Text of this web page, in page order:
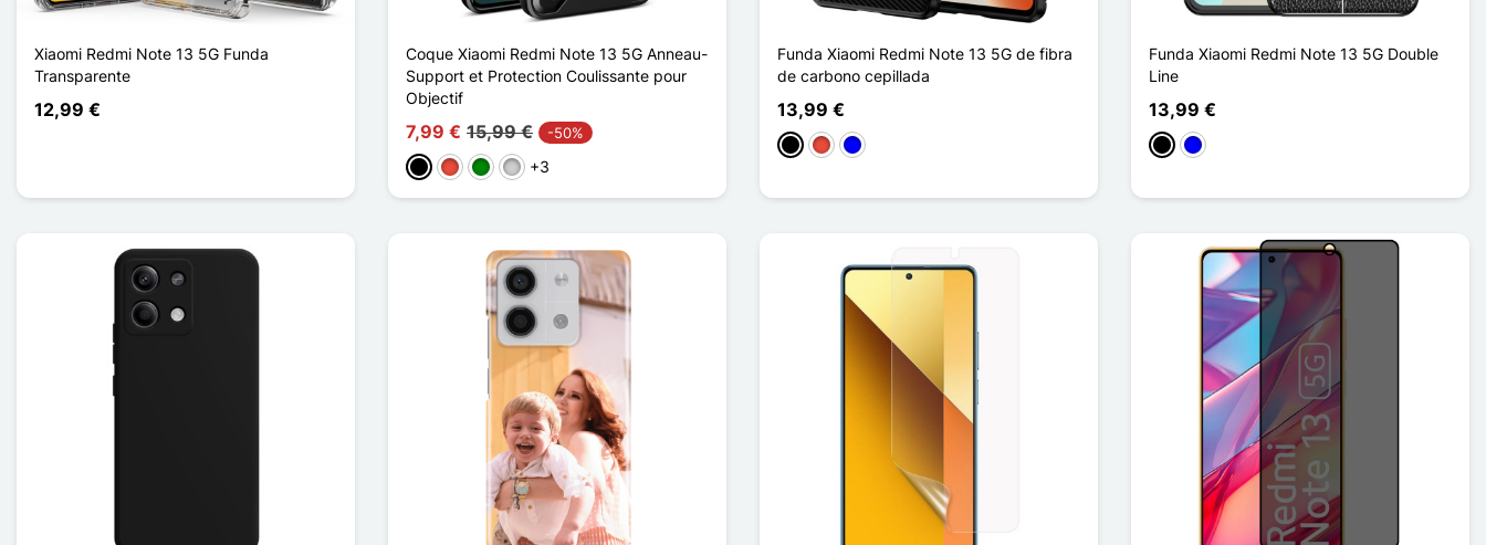
Xiaomi Redmi Note 13 5G Funda
Transparente
12,99 €
Coque Xiaomi Redmi Note 13 5G Anneau-
Support et Protection Coulissante pour
Objectif
7,99 € 15,99 € -50%
NegroRojoVerdePlata+3
Funda Xiaomi Redmi Note 13 5G de fibra
de carbono cepillada
13,99 €
NegroRojoAzul
Funda Xiaomi Redmi Note 13 5G Double
Line
13,99 €
NegroAzul